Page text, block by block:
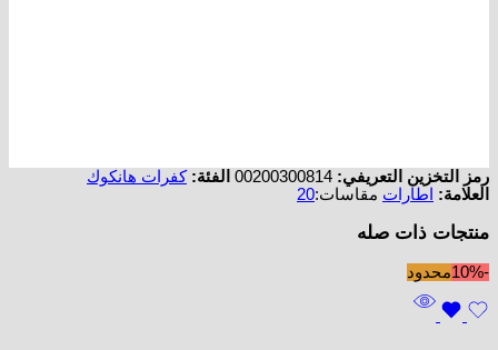
رمز التخزين التعريفي: 00200300814 الفئة: كفرات هانكوك
العلامة: اطارات مقاسات:20
منتجات ذات صله
-10% محدود